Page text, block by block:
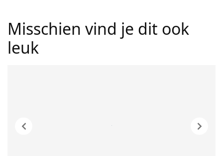
Misschien vind je dit ook
leuk